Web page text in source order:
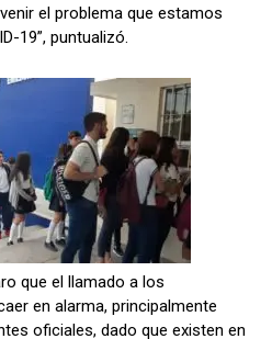
el problema que estamos
19”, puntualizó.
que el llamado a los
en alarma, principalmente
oficiales, dado que existen en